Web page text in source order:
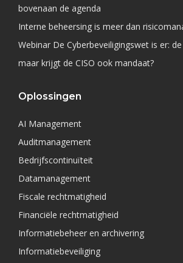
bovenaan de agenda
Interne beheersing is meer dan
Webinar De Cyberbeveiligingswet is er:
maar krijgt de CISO ook mandaat?
Oplossingen
AI Management
Auditmanagement
Bedrijfscontinuïteit
Datamanagement
Fiscale rechtmatigheid
Financiële rechtmatigheid
Informatiebeheer en archivering
Informatiebeveiliging